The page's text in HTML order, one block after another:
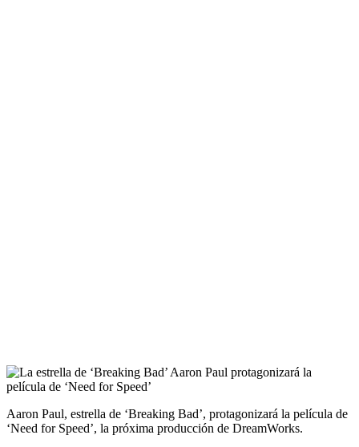
Aaron Paul, estrella de ‘Breaking Bad’, protagonizará la película de
‘Need for Speed’, la próxima producción de DreamWorks.